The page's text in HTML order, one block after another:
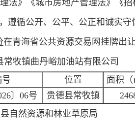
法》《城市房地产管理法》《
遵循公开、公平、公正和诚实守
在青海省公共资源交易网挂牌出
牧镇曲丹峪加油站有限公司
号
位置
面积（
〕06号
贵德县常牧镇
自然资源和林业草原局